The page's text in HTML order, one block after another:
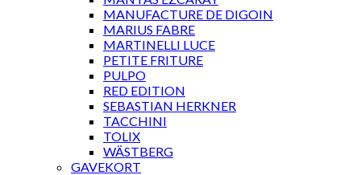
MANUFACTURE DE DIGOIN
MARIUS FABRE
MARTINELLI LUCE
PETITE FRITURE
PULPO
RED EDITION
SEBASTIAN HERKNER
TACCHINI
TOLIX
WÄSTBERG
GAVEKORT